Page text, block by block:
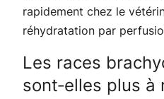
rapidement chez le
réhydratation par
Les races
sont‑elles plus à